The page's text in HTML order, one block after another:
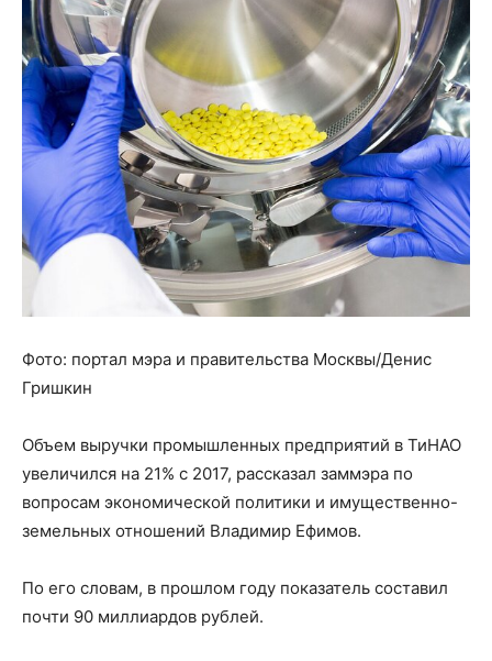
Фото: портал мэра и правительства Москвы/Денис
Гришкин
Объем выручки промышленных предприятий в ТиНАО
увеличился на 21% с 2017, рассказал заммэра по
вопросам экономической политики и имущественно-
земельных отношений Владимир Ефимов.
По его словам, в прошлом году показатель составил
почти 90 миллиардов рублей.